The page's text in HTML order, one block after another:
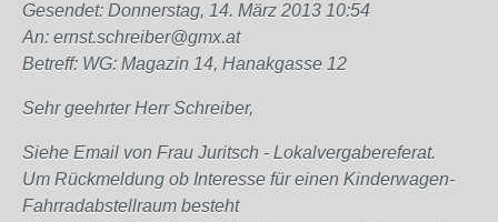
Gesendet: Donnerstag, 14. März 2013 10:54
An: ernst.schreiber@gmx.at
Betreff: WG: Magazin 14, Hanakgasse 12
Sehr geehrter Herr Schreiber,
Siehe Email von Frau Juritsch - Lokalvergabereferat.
Um Rückmeldung ob Interesse für einen Kinderwagen-
Fahrradabstellraum besteht